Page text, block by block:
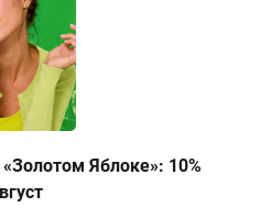
Яблоке»: 10%